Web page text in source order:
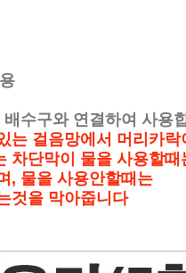
수구와 연결하여 사용
는 걸음망에서 머리카락
단막이 물을 사용할때
, 물을 사용안할때는
것을 막아줍니다